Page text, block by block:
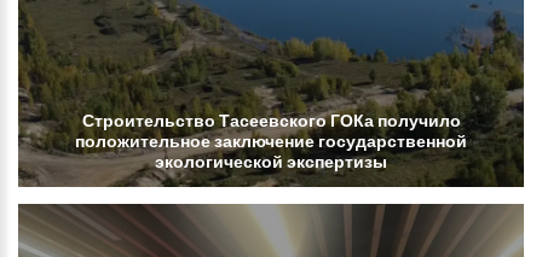
СтроительствоТасеевскогоГОКаполучило
положительноезаключение государственной
экологической экспертизы